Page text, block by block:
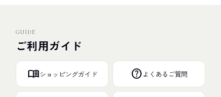
GUIDE
ご利用ガイド
menu_bookショッピングガイド help よくあるご質問